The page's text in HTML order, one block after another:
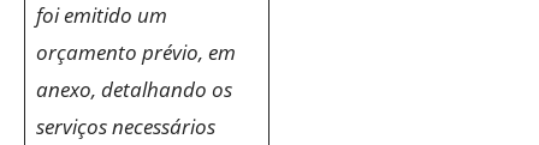
foi emitido um
orçamento prévio, em
anexo, detalhando os
serviços necessários